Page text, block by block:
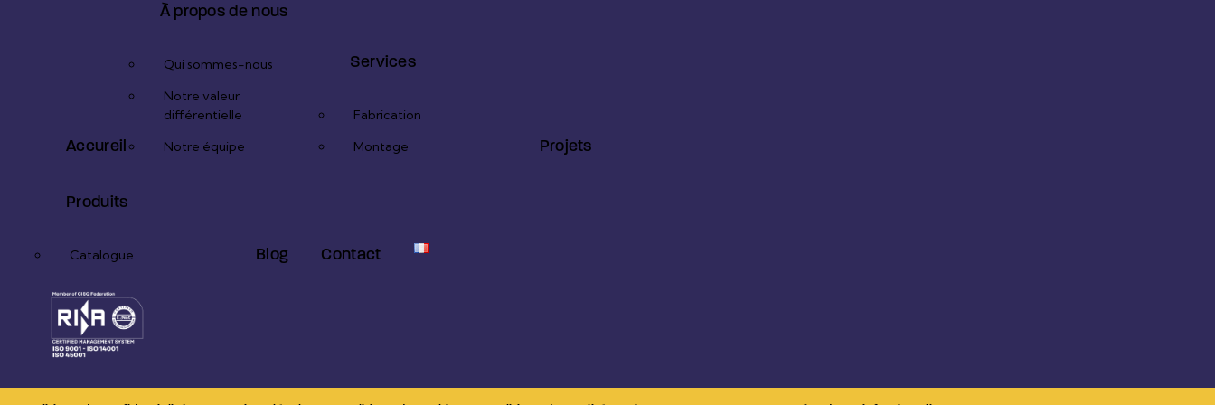
Accureil
À propos de nous
Qui sommes-nous
Notre valeur
différentielle
Notre équipe
Services
Fabrication
Montage
Projets
Produits
Catalogue Blog Contact